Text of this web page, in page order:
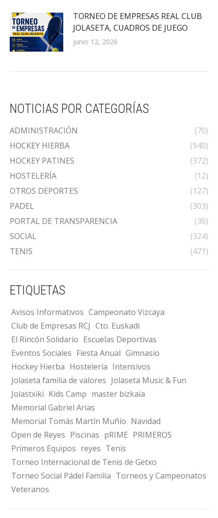
TORNEO DE EMPRESAS REAL CLUB
JOLASETA, CUADROS DE JUEGO
junio 12, 2026
NOTICIAS POR CATEGORÍAS
ADMINISTRACIÓN
(70)
HOCKEY HIERBA
(940)
HOCKEY PATINES
(372)
HOSTELERÍA
(12)
OTROS DEPORTES
(127)
PADEL
(303)
PORTAL DE TRANSPARENCIA
(36)
SOCIAL
(324)
TENIS
(471)
ETIQUETAS
Avisos Informativos Campeonato Vizcaya
Club de Empresas RCJ Cto. Euskadi
El Rincón Solidario Escuelas Deportivas
Eventos Sociales Fiesta Anual Gimnasio
Hockey Hierba Hostelería Intensivos
Jolaseta familia de valores Jolaseta Music & Fun
Jolastxiki Kids Camp master bizkaia
Memorial Gabriel Arias
Memorial Tomás Martín Muñío Navidad
Open de Reyes Piscinas pRIME PRIMEROS
Primeros Equipos reyes Tenis
Torneo Internacional de Tenis de Getxo
Torneo Social Pádel Familia Torneos y Campeonatos
Veteranos